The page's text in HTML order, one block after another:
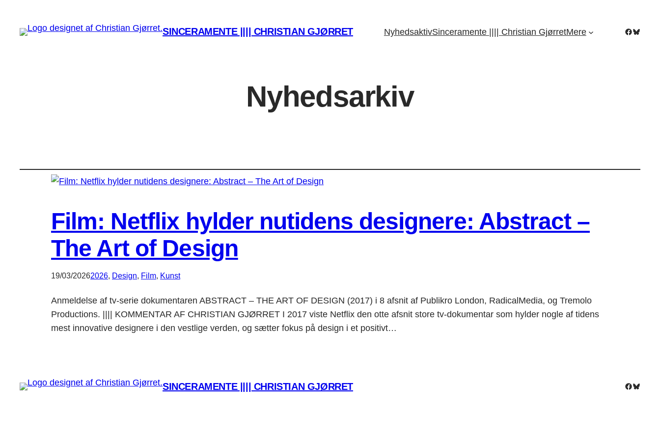
SINCERAMENTE |||| CHRISTIAN GJØRRET NyhedsaktivSinceramente |||| Christian GjørretMere Facebook
Bluesky
Nyhedsarkiv
Film: Netflix hylder nutidens designere: Abstract –
The Art of Design
19/03/20262026, Design, Film, Kunst
Anmeldelse af tv-serie dokumentaren ABSTRACT – THE ART OF DESIGN (2017) i 8 afsnit af Publikro London, RadicalMedia, og Tremolo
Productions. |||| KOMMENTAR AF CHRISTIAN GJØRRET I 2017 viste Netflix den otte afsnit store tv-dokumentar som hylder nogle af tidens
mest innovative designere i den vestlige verden, og sætter fokus på design i et positivt…
SINCERAMENTE |||| CHRISTIAN GJØRRET Facebook
Bluesky